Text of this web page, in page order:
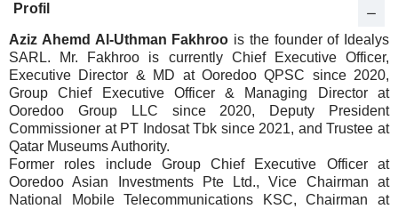
Profil
Aziz Ahemd Al-Uthman Fakhroo is the founder of Idealys
SARL. Mr. Fakhroo is currently Chief Executive Officer,
Executive Director & MD at Ooredoo QPSC since 2020,
Group Chief Executive Officer & Managing Director at
Ooredoo Group LLC since 2020, Deputy President
Commissioner at PT Indosat Tbk since 2021, and Trustee at
Qatar Museums Authority.
Former roles include Group Chief Executive Officer at
Ooredoo Asian Investments Pte Ltd., Vice Chairman at
National Mobile Telecommunications KSC, Chairman at